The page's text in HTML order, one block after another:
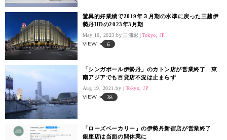
驚異的好業績で2019年３月期の水準に戻った三越伊
勢丹HDの2023年3月期
May 10, 2023. 三浦彰 Tokyo, JP
VIEW 6
「シンガポール伊勢丹」のカトン店が営業終了 東
南アジアでも百貨店不況は止まらず
Aug 19, 2021. Tokyo, JP
VIEW 38
「ローズベーカリー」の伊勢丹新宿店が営業終了
銀座店は当面の間休業に